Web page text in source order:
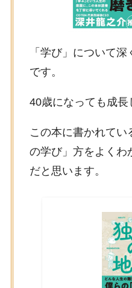
「学び」について
です。
40歳になっても成長
この本に書かれてい
の学び」方をよくわ
だと思います。